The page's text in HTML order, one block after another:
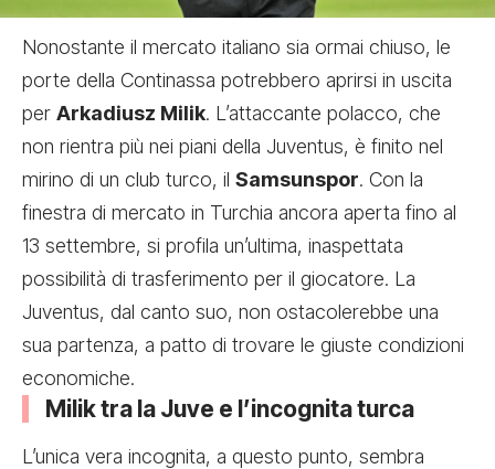
Nonostante il mercato italiano sia ormai chiuso, le
porte della Continassa potrebbero aprirsi in uscita
per Arkadiusz Milik. L’attaccante polacco, che
non rientra più nei piani della Juventus, è finito nel
mirino di un club turco, il Samsunspor. Con la
finestra di mercato in Turchia ancora aperta fino al
13 settembre, si profila un’ultima, inaspettata
possibilità di trasferimento per il giocatore. La
Juventus, dal canto suo, non ostacolerebbe una
sua partenza, a patto di trovare le giuste condizioni
economiche.
Milik tra la Juve e l’incognita turca
L’unica vera incognita, a questo punto, sembra